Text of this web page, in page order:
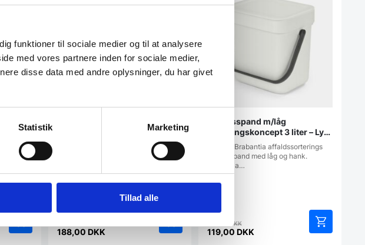
funktioner til sociale medier og til at analysere
med vores partnere inden for sociale medier,
disse data med andre oplysninger, du har givet
Statistik Marketing
Tillad alle
denne
Oprethold dine stilstandarder selv i
det mindste rum i dit hus med denne…
oprindelige
188,00 DKK
Affaldsspand m/låg
sorteringskoncept 3 liter – Lys
Lækker Brabantia affaldssorterings
affaldsspand med låg og hank.
Brabantia…
DKKDen
oprindelige
119,00 DKK